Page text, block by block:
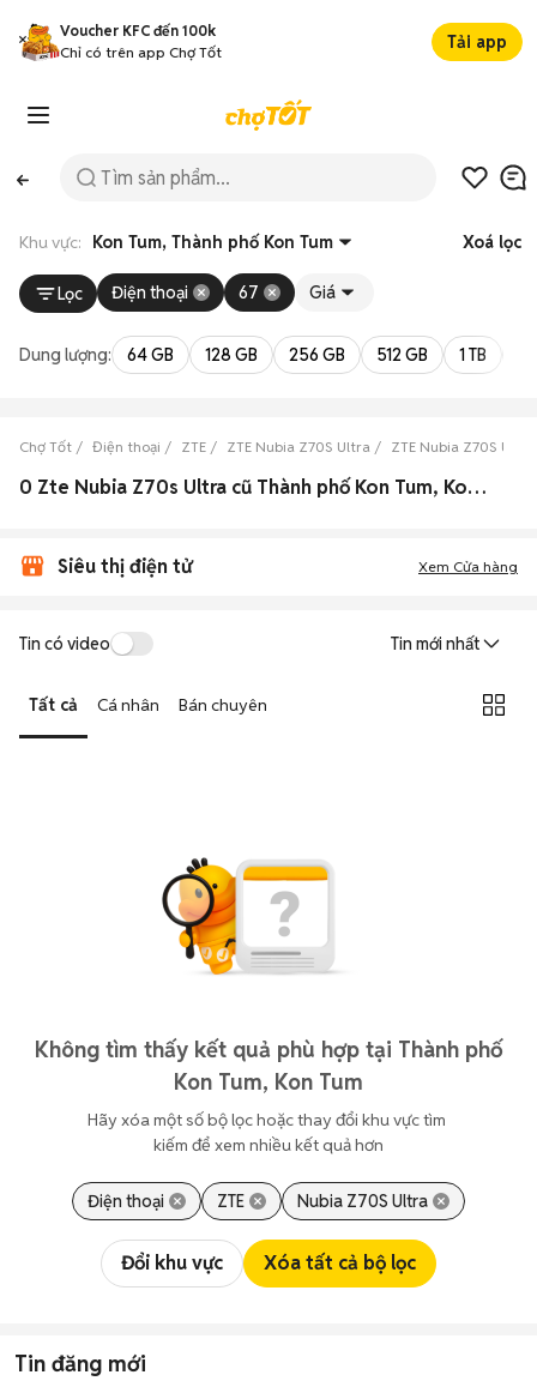
Voucher KFC đến 100k
Chỉ có trên app Chợ Tốt
Tải app
Khu vực: Kon Tum, Thành phố Kon Tum Xoá lọc
Lọc Điện thoại 67 Giá
Dung lượng: 64 GB 128 GB 256 GB 512 GB 1 TB
Chợ Tốt Điện thoại ZTE ZTE Nubia Z70S Ultra ZTE Nubia Z70S Ultra
0 Zte Nubia Z70s Ultra cũ Thành phố Kon Tum, Kon Tum đẹp
Siêu thị điện tử Xem Cửa hàng
Tin có video Tin mới nhất
Tất cả Cá nhân Bán chuyên
Không tìm thấy kết quả phù hợp tại Thành phố
Kon Tum, Kon Tum
Hãy xóa một số bộ lọc hoặc thay đổi khu vực tìm
kiếm để xem nhiều kết quả hơn
Điện thoại ZTE Nubia Z70S Ultra
Đổi khu vực Xóa tất cả bộ lọc
Tin đăng mới